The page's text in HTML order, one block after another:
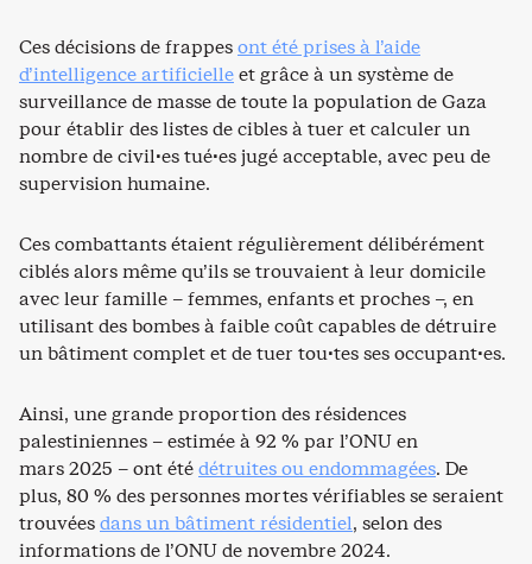
Ces décisions de frappesont été prises à l’aide
d’intelligence artificielleet grâce à un système de
surveillance de masse de toute la population de Gaza
pour établir des listes de cibles à tuer et calculer un
nombre de civil·es tué·es jugé acceptable, avec peu de
supervision humaine.
Ces combattants étaient régulièrement délibérément
ciblés alors même qu’ils se trouvaient à leur domicile
avec leur famille – femmes, enfants et proches –, en
utilisant des bombes à faible coût capables de détruire
un bâtiment complet et de tuer tou·tes ses occupant·es.
Ainsi, une grande proportion des résidences
palestiniennes – estimée à 92 % par l’ONU en
mars 2025 – ont étédétruites ou endommagées. De
plus, 80 % des personnes mortes vérifiables se seraient
trouvéesdans un bâtiment résidentiel, selon des
informations de l’ONU de novembre 2024.